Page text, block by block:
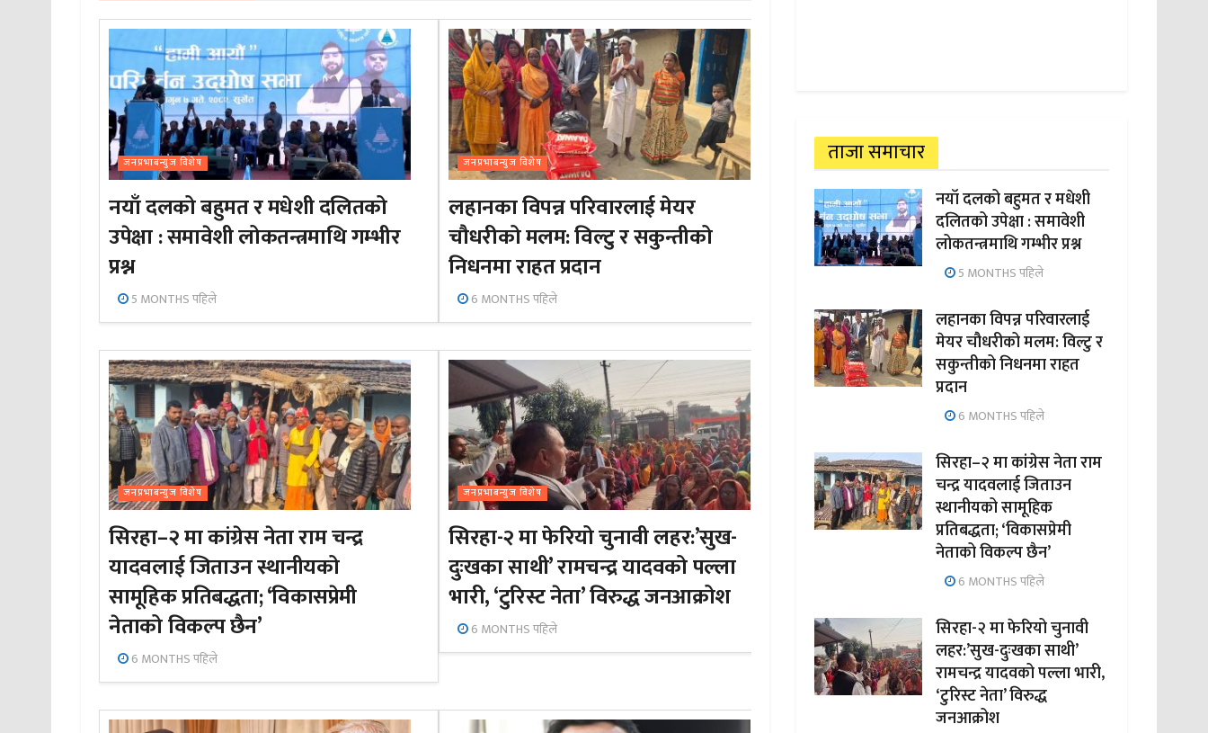
जनप्रभाबन्युज विशेष
नयाँ दलको बहुमत र मधेशी दलितको
उपेक्षा : समावेशी लोकतन्त्रमाथि गम्भीर
प्रश्न
5 MONTHS पहिले
जनप्रभाबन्युज विशेष
लहानका विपन्न परिवारलाई मेयर
चौधरीको मलम: विल्टु र सकुन्तीको
निधनमा राहत प्रदान
6 MONTHS पहिले
जनप्रभाबन्युज विशेष
सिरहा–२ मा कांग्रेस नेता राम चन्द्र
यादवलाई जिताउन स्थानीयको
सामूहिक प्रतिबद्धता; ‘विकासप्रेमी
नेताको विकल्प छैन’
6 MONTHS पहिले
जनप्रभाबन्युज विशेष
सिरहा-२ मा फेरियो चुनावी लहर:’सुख-
दुःखका साथी’ रामचन्द्र यादवको पल्ला
भारी, ‘टुरिस्ट नेता’ विरुद्ध जनआक्रोश
6 MONTHS पहिले
ताजा समाचार
नयाँ दलको बहुमत र मधेशी
दलितको उपेक्षा : समावेशी
लोकतन्त्रमाथि गम्भीर प्रश्न
5 MONTHS पहिले
लहानका विपन्न परिवारलाई
मेयर चौधरीको मलम: विल्टु र
सकुन्तीको निधनमा राहत
प्रदान
6 MONTHS पहिले
सिरहा–२ मा कांग्रेस नेता राम
चन्द्र यादवलाई जिताउन
स्थानीयको सामूहिक
प्रतिबद्धता; ‘विकासप्रेमी
नेताको विकल्प छैन’
6 MONTHS पहिले
सिरहा-२ मा फेरियो चुनावी
लहर:’सुख-दुःखका साथी’
रामचन्द्र यादवको पल्ला भारी,
‘टुरिस्ट नेता’ विरुद्ध
जनआक्रोश